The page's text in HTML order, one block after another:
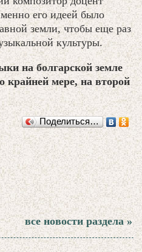
его идеей было
земли, чтобы еще раз
культуры.
на болгарской земле
мере, на второй
Поделиться…
все новости раздела »